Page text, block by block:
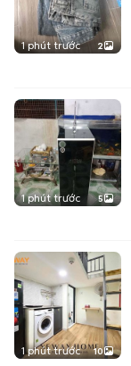
1 phút trước 2
1 phút trước 5
1 phút trước 10